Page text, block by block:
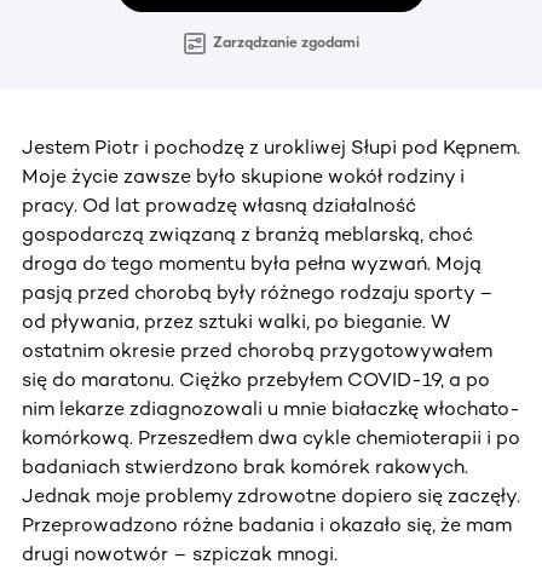
Zarządzanie zgodami
Jestem Piotr i pochodzę z urokliwej Słupi pod Kępnem.
Moje życie zawsze było skupione wokół rodziny i
pracy. Od lat prowadzę własną działalność
gospodarczą związaną z branżą meblarską, choć
droga do tego momentu była pełna wyzwań. Moją
pasją przed chorobą były różnego rodzaju sporty –
od pływania, przez sztuki walki, po bieganie. W
ostatnim okresie przed chorobą przygotowywałem
się do maratonu. Ciężko przebyłem COVID-19, a po
nim lekarze zdiagnozowali u mnie białaczkę włochato-
komórkową. Przeszedłem dwa cykle chemioterapii i po
badaniach stwierdzono brak komórek rakowych.
Jednak moje problemy zdrowotne dopiero się zaczęły.
Przeprowadzono różne badania i okazało się, że mam
drugi nowotwór – szpiczak mnogi.